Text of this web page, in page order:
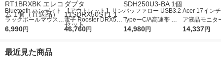
Bluetooth ハンディト
ラックボールマウス R
elacon メディアコン
個（直送品）
6,990円
【アウトレット】サン
電子 Rooster DRX500
2-SET デュアルSIM対
46,760円
バッファロー USB3.2
TypeーC/A高速帯 ス
ティック型SSD 250G
14,980円
Acer 17イン
ア液晶モニタ
イト
14,337円
最近見た商品